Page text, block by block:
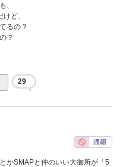
、
ど、
るの？
？
29
かSMAPと仲のいい大御所が「5